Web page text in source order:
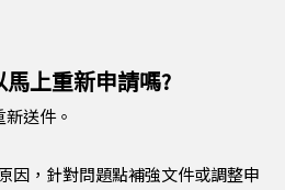
上重新申請嗎?
送件。
因，針對問題點補強文件或調整申